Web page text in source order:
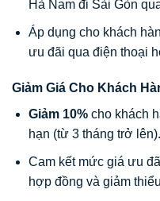
Hà Nam đi Sài Gòn
Áp dụng cho khách
ưu đãi qua điện thoại
Giảm Giá Cho Khách
Giảm 10%cho khách
hạn (từ 3 tháng trở lên).
Cam kết mức giá ưu
hợp đồng và giảm